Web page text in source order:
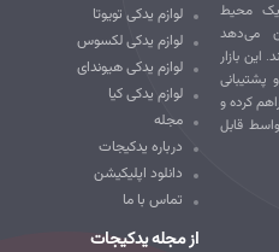
لوازم یدکی تویوتا
لوازم یدکی لکسوس
لوازم یدکی هیوندای
لوازم یدکی کیا
مجله
درباره یدکیجات
دانلود اپلیکیشن
از مجله یدکیجات